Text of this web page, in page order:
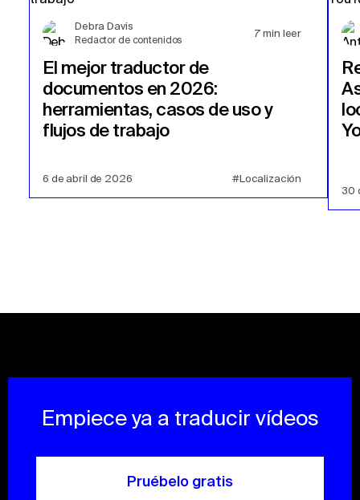
Debra Davis
Redactor de contenidos
7 min leer
El mejor traductor de
documentos en 2026:
herramientas, casos de uso y
flujos de trabajo
6 de abril de 2026 #Localización
30
Empiece ya a traducir vídeos
Pruébelo gratis